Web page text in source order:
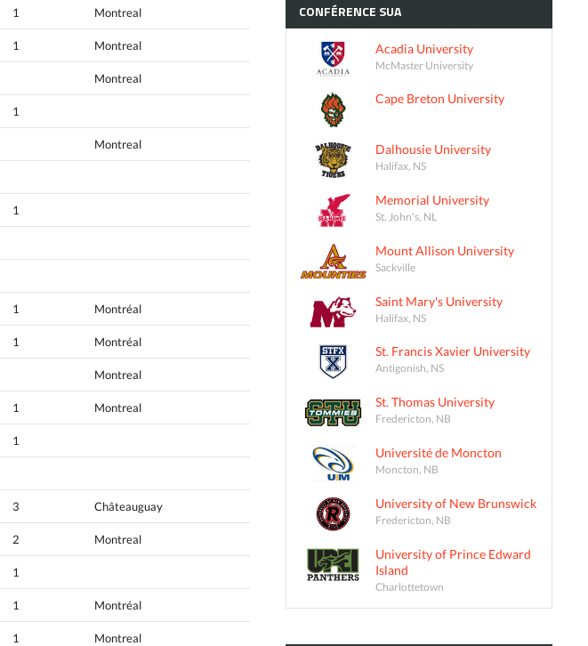
1 Montreal
1 Montreal
Montreal
1
Montreal
1
1 Montréal
1 Montréal
Montreal
1 Montreal
1
3 Châteauguay
2 Montreal
1
1 Montréal
1 Montreal
CONFÉRENCE SUA
Acadia University
McMaster University
Cape Breton University
Dalhousie University
Halifax, NS
Memorial University
St. John's, NL
Mount Allison University
Sackville
Saint Mary's University
Halifax, NS
St. Francis Xavier University
Antigonish, NS
St. Thomas University
Fredericton, NB
Université de Moncton
Moncton, NB
University of New Brunswick
Fredericton, NB
University of Prince Edward
Island
Charlottetown